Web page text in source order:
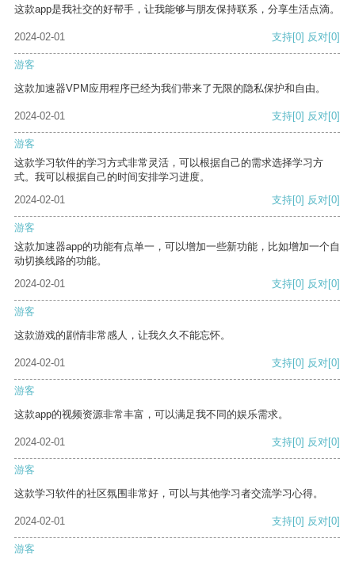
这款app是我社交的好帮手，让我能够与朋友保持联系，分享生活点滴。
2024-02-01 支持[0] 反对[0]
游客
这款加速器VPM应用程序已经为我们带来了无限的隐私保护和自由。
2024-02-01 支持[0] 反对[0]
游客
这款学习软件的学习方式非常灵活，可以根据自己的需求选择学习方
式。我可以根据自己的时间安排学习进度。
2024-02-01
支持[0] 反对[0]
游客
这款加速器app的功能有点单一，可以增加一些新功能，比如增加一个自
动切换线路的功能。
2024-02-01
支持[0] 反对[0]
游客
这款游戏的剧情非常感人，让我久久不能忘怀。
2024-02-01 支持[0] 反对[0]
游客
这款app的视频资源非常丰富，可以满足我不同的娱乐需求。
2024-02-01 支持[0] 反对[0]
游客
这款学习软件的社区氛围非常好，可以与其他学习者交流学习心得。
2024-02-01 支持[0] 反对[0]
游客